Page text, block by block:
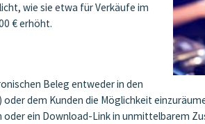
wie sie etwa für Verkäufe im
€ erhöht.
Beleg entweder in den
dem Kunden die Möglichkeit
ein Download-Link in unmittelbarem